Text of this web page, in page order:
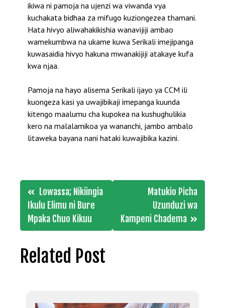
ikiwa ni pamoja na ujenzi wa viwanda vya
kuchakata bidhaa za mifugo kuziongezea thamani.
Hata hivyo aliwahakikishia wanavijiji ambao
wamekumbwa na ukame kuwa Serikali imejipanga
kuwasaidia hivyo hakuna mwanakijiji atakaye kufa
kwa njaa.
Pamoja na hayo alisema Serikali ijayo ya CCM ili
kuongeza kasi ya uwajibikaji imepanga kuunda
kitengo maalumu cha kupokea na kushughulikia
kero na malalamikoa ya wananchi, jambo ambalo
litaweka bayana nani hataki kuwajibika kazini.
Post
navigation
Lowassa; Nikiingia
Ikulu Elimu ni Bure
Mpaka Chuo Kikuu
Matukio Picha
Uzunduzi wa
Kampeni Chadema
Related Post